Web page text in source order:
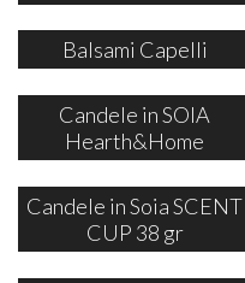
Balsami Capelli
Candele in SOIA
Hearth&Home
Candele in Soia SCENT
CUP 38 gr